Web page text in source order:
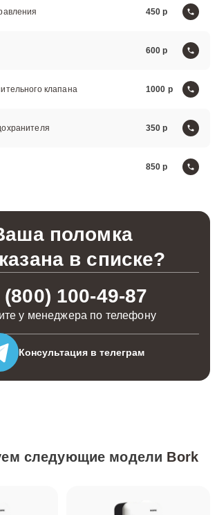
450
600
клапана 1000
350
850
поломка
в списке?
(800) 100-49-87
у менеджера по телефону
Консультация в телеграм
следующие модели Bork